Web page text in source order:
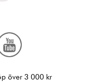
över 3 000 kr